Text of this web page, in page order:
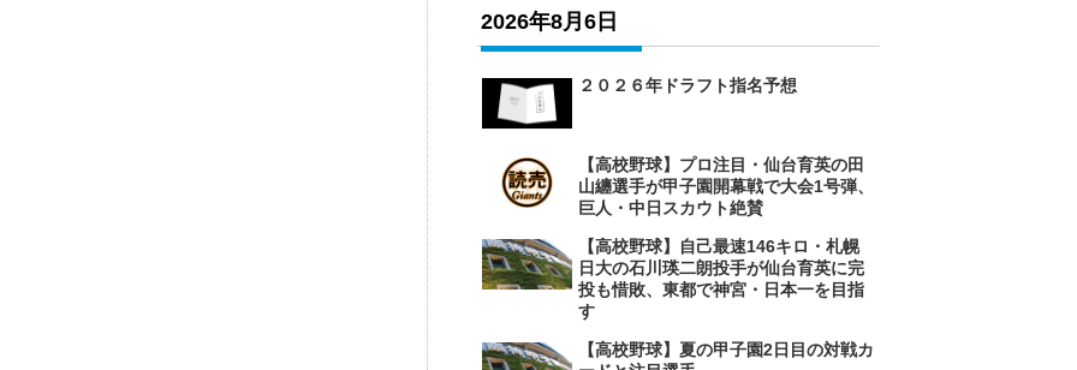
2026年8月6日
２０２６年ドラフト指名予想
【高校野球】プロ注目・仙台育英の田
山纏選手が甲子園開幕戦で大会1号弾、
巨人・中日スカウト絶賛
【高校野球】自己最速146キロ・札幌
日大の石川瑛二朗投手が仙台育英に完
投も惜敗、東都で神宮・日本一を目指
す
【高校野球】夏の甲子園2日目の対戦カ